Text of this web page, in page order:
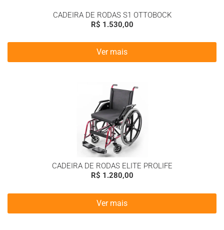
CADEIRA DE RODAS S1 OTTOBOCK
R$ 1.530,00
Ver mais
CADEIRA DE RODAS ELITE PROLIFE
R$ 1.280,00
Ver mais